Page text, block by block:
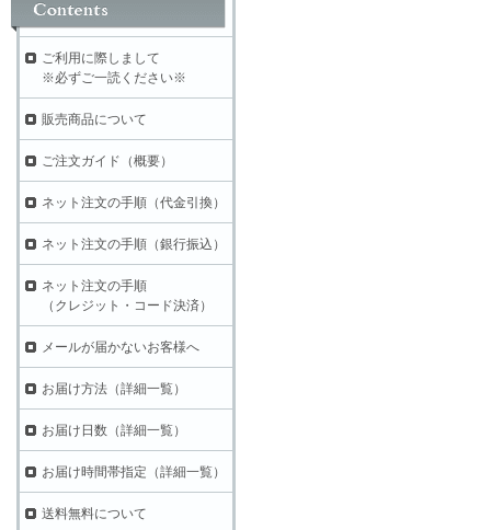
ご利用に際しまして
※必ずご一読ください※
販売商品について
ご注文ガイド（概要）
ネット注文の手順（代金引換）
ネット注文の手順（銀行振込）
ネット注文の手順
（クレジット・コード決済）
メールが届かないお客様へ
お届け方法（詳細一覧）
お届け日数（詳細一覧）
お届け時間帯指定（詳細一覧）
送料無料について